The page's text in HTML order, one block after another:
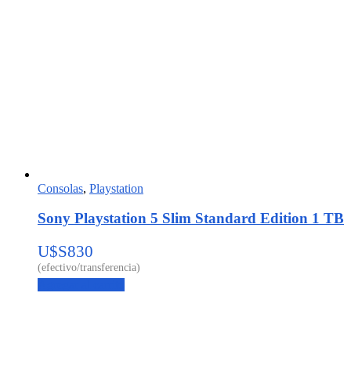
Consolas, Playstation
Sony Playstation 5 Slim Standard Edition 1 TB
U$S830